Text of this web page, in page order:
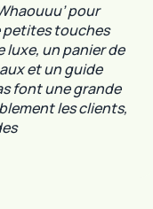
pour
petites touches
luxe, un panier de
et un guide
font une grande
les clients,